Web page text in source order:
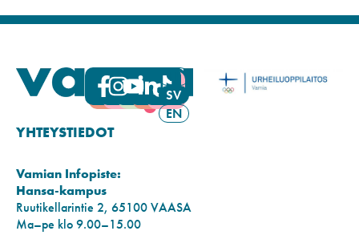
FI
SV
EN
YHTEYSTIEDOT
Vamian Infopiste:
Hansa-kampus
Ruutikellarintie 2, 65100 VAASA
Ma–pe klo 9.00–15.00